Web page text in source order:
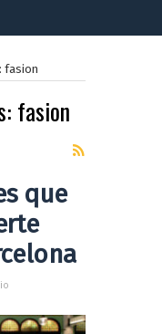
fasion
fasion
que